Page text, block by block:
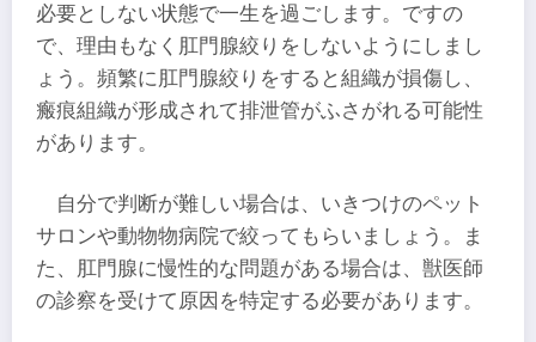
必要としない状態で一生を過ごします。ですの
で、理由もなく肛門腺絞りをしないようにしまし
ょう。頻繁に肛門腺絞りをすると組織が損傷し、
瘢痕組織が形成されて排泄管がふさがれる可能性
があります。
自分で判断が難しい場合は、いきつけのペット
サロンや動物物病院で絞ってもらいましょう。ま
た、肛門腺に慢性的な問題がある場合は、獣医師
の診察を受けて原因を特定する必要があります。